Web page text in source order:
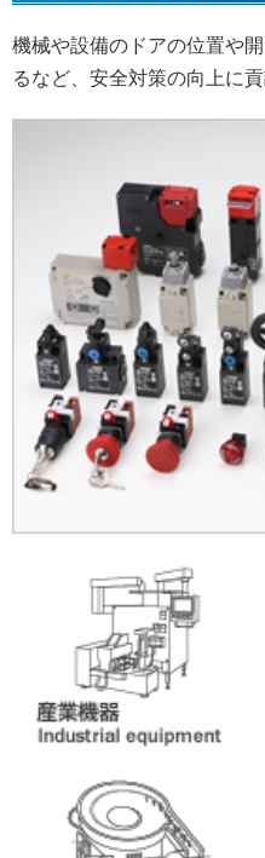
機械や設備のドアの位置や
るなど、安全対策の向上に貢